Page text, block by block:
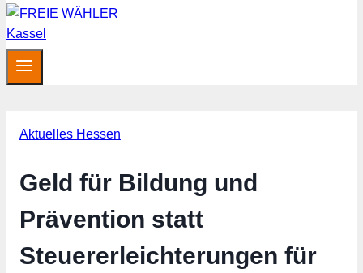
Aktuelles Hessen
Geld für Bildung und
Prävention statt
Steuererleichterungen für